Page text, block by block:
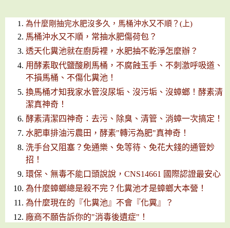
為什麼剛抽完水肥沒多久，馬桶沖水又不順？(上)
馬桶沖水又不順，常抽水肥傷荷包？
透天化糞池就在廚房裡，水肥抽不乾淨怎麼辦？
用酵素取代鹽酸刷馬桶，不腐蝕玉手、不刺激呼吸道、
不損馬桶、不傷化糞池！
換馬桶才知我家水管沒尿垢、沒污垢、沒蟑螂！酵素清
潔真神奇！
酵素清潔四神奇：去污、除臭、清管、消蟑一次搞定！
水肥車排油污農田，酵素"轉污為肥"真神奇！
洗手台又阻塞？免通樂、免等待、免花大錢的通管妙
招！
環保、無毒不能口頭說說，CNS14661 國際認證最安心
為什麼蟑螂總是殺不完？化糞池才是蟑螂大本營！
為什麼現在的『化糞池』不會『化糞』？
廠商不願告訴你的"消毒後遺症"！